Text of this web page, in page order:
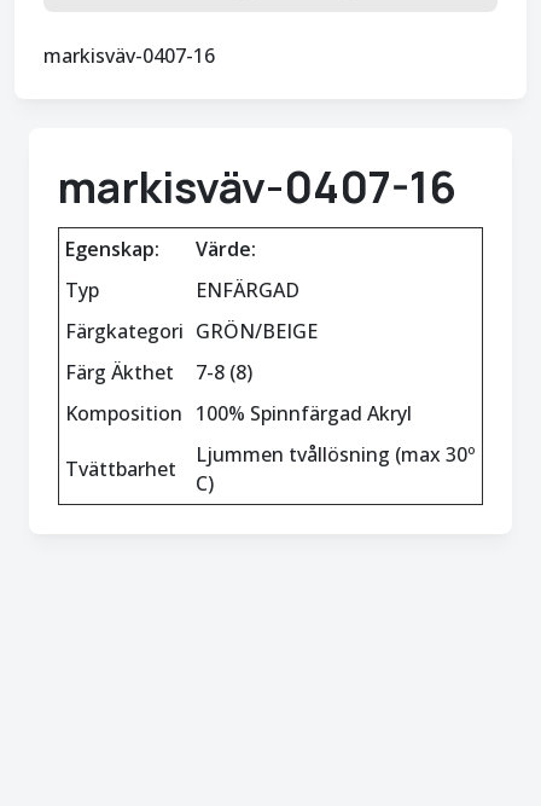
markisväv-0407-16
markisväv-0407-16
Egenskap:
Värde:
Typ
ENFÄRGAD
Färgkategori GRÖN/BEIGE
Färg Äkthet
7-8 (8)
Komposition 100% Spinnfärgad Akryl
Tvättbarhet
Ljummen tvållösning (max 30º
C)